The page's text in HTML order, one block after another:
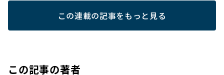
この連載の記事をもっと見る
この記事の著者